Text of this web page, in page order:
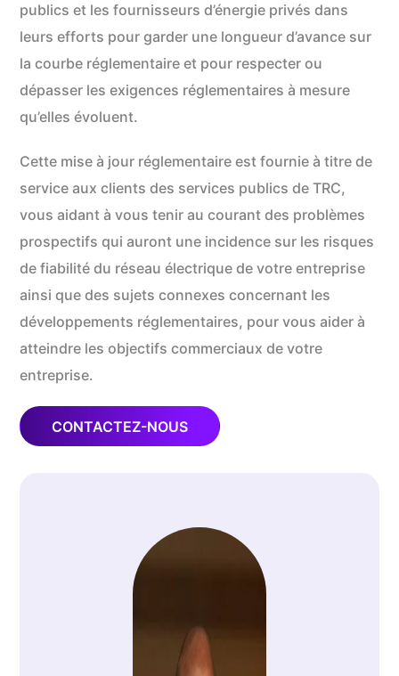
publics et les fournisseurs d’énergie privés dans
leurs efforts pour garder une longueur d’avance sur
la courbe réglementaire et pour respecter ou
dépasser les exigences réglementaires à mesure
qu’elles évoluent.
Cette mise à jour réglementaire est fournie à titre de
service aux clients des services publics de TRC,
vous aidant à vous tenir au courant des problèmes
prospectifs qui auront une incidence sur les risques
de fiabilité du réseau électrique de votre entreprise
ainsi que des sujets connexes concernant les
développements réglementaires, pour vous aider à
atteindre les objectifs commerciaux de votre
entreprise.
CONTACTEZ-NOUS